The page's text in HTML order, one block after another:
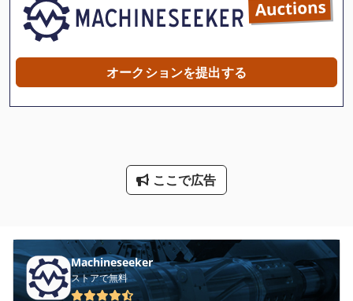
半自動 旋盤
卓上 ボール盤
油圧プレスブレーキ
産業用掃除機
オークションを提出する
ここで広告
Machineseeker
ストアで無料